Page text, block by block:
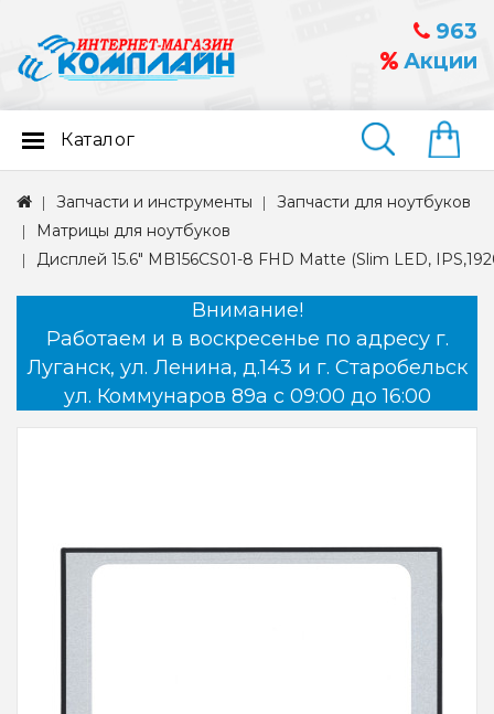
963
Акции
Найти
Каталог
Запчасти и инструменты
Запчасти для ноутбуков
Матрицы для ноутбуков
Дисплей 15.6" MB156CS01-8 FHD Matte (Slim LED,
Внимание!
Работаем и в воскресенье по адресу г.
Луганск, ул. Ленина, д.143 и г. Старобельск
ул. Коммунаров 89а с 09:00 до 16:00